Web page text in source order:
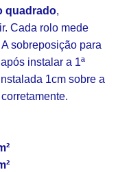
quadrado,
Cada rolo mede
sobreposição para
instalar a 1ª
1cm sobre a